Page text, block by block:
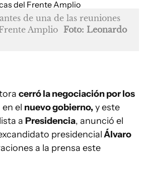
de una de las reuniones
Amplio Foto: Leonardo
cerró la negociación por los
el nuevo gobierno, y este
a Presidencia, anunció el
presidencialÁlvaro
a la prensa este